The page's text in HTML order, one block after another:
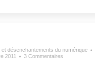
et désenchantements du numérique
2011 3 Commentaires